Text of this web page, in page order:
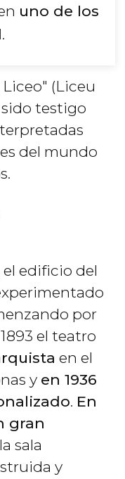
uno de los
.
(Liceu
testigo
del mundo
edificio del
por
el teatro
en el
y en 1936
. En
gran
sala
y